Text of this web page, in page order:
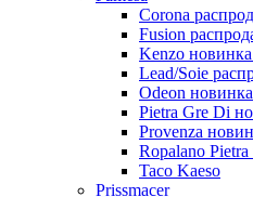
Corona
Fusion
Kenzo
Lead/Soie
Odeon
Pietra Gre Di
Provenza
Ropalano
Taco Kaeso
Prissmacer